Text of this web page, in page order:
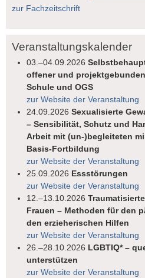
zur Fachzeitschrift
Veranstaltungskalender
03.–04.09.2026
offener und
Schule und OGS
zur Website der Veranstaltung
24.09.2026Sexualisierte
– Sensibilität, Schutz und
Arbeit mit (un-)begleiteten
Basis-Fortbildung
zur Website der Veranstaltung
25.09.2026 Essstörungen
zur Website der Veranstaltung
12.–13.10.2026
Frauen – Methoden für den
den erzieherischen Hilfen
zur Website der Veranstaltung
26.–28.10.2026 LGBTIQ* –
unterstützen
zur Website der Veranstaltung